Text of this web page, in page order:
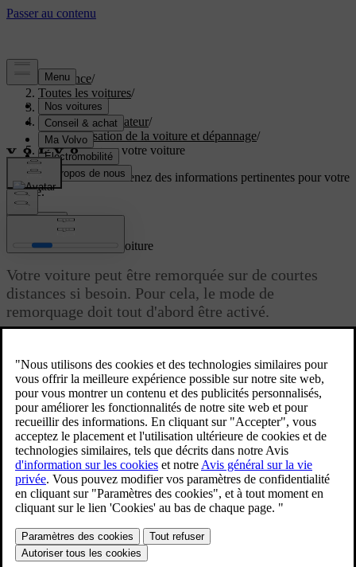
Assistance/
Toutes les voitures/
EX60 2027/
Manuel de l'utilisateur/
Immobilisation de la voiture et dépannage/
Faire remorquer votre voiture
Soutien personnaliséObtenez des informations pertinentes pour votre
voiture.
Connexion
Faire remorquer votre voiture
Votre voiture peut être remorquée sur de courtes
distances si besoin. Pour cela, le mode de
remorquage doit tout d'abord être activé.